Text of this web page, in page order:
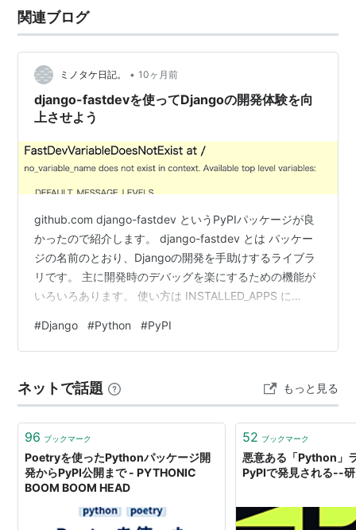
関連ブログ
ミノタケ日記。 • 10ヶ月前
django-fastdevを使ってDjangoの開発体験を向
上させよう
github.com django-fastdev というPyPIパッケージが良
かったので紹介します。 django-fastdev とは パッケー
ジの名前のとおり、Djangoの開発を手助けするライブラ
リです。 主に開発時のデバッグを楽にするための機能が
いろいろあります。 使い方は INSTALLED_APPS に
READMEを参照してください）。 ここでは代表的な
django-fastdevの機能を紹介します django-fastdevの機
Django Templateなどで未…
#Django #Python #PyPI
ネットで話題 もっと見る
96 ブックマーク
Poetryを使ったPythonパッケージ開
発からPyPI公開まで - PYTHONIC
BOOM BOOM HEAD
52 ブックマーク
悪意ある「Python」
PyPIで発見される--